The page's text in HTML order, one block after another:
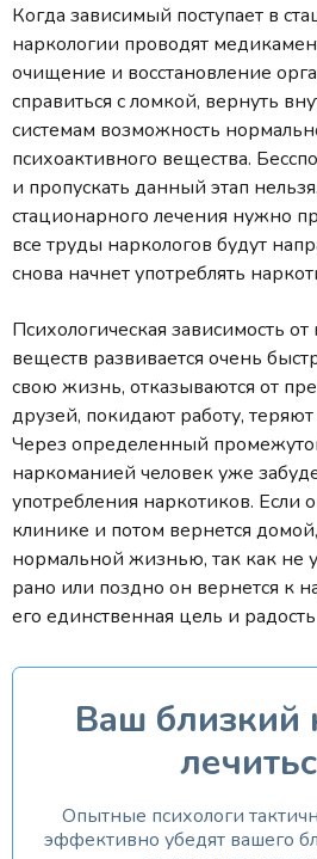
Когда зависимый поступает в
наркологии проводят
очищение и восстановление
справиться с ломкой, вернуть
системам возможность
психоактивного вещества.
и пропускать данный этап
стационарного лечения нужно
все труды наркологов будут
снова начнет употреблять
Психологическая зависимость
веществ развивается очень
свою жизнь, отказываются от
друзей, покидают работу, теряют
Через определенный
наркоманией человек уже
употребления наркотиков. Если
клинике и потом вернется
нормальной жизнью, так как не
рано или поздно он вернется к
его единственная цель и
Ваш близкий
Опытные психологи
эффективно убедят вашего